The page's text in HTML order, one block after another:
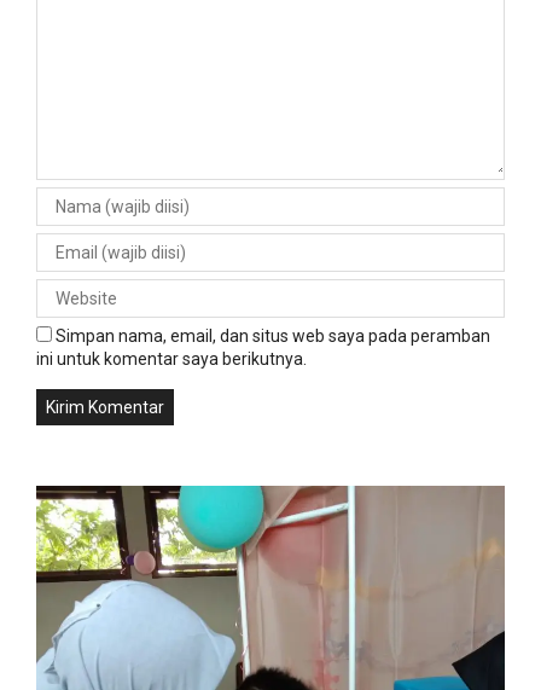
Simpan nama, email, dan situs web saya pada peramban
ini untuk komentar saya berikutnya.